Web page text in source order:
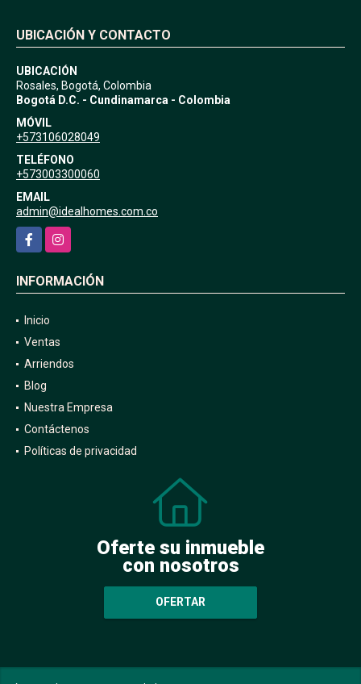
UBICACIÓN Y CONTACTO
UBICACIÓN
Rosales, Bogotá, Colombia
Bogotá D.C. - Cundinamarca - Colombia
MÓVIL
+573106028049
TELÉFONO
+573003300060
EMAIL
admin@idealhomes.com.co
FacebookInstagram
INFORMACIÓN
Inicio
Ventas
Arriendos
Blog
Nuestra Empresa
Contáctenos
Políticas de privacidad
Oferte su inmueble
con nosotros
OFERTAR